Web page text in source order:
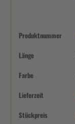
Produktnummer
Länge
Farbe
Lieferzeit
Stückpreis